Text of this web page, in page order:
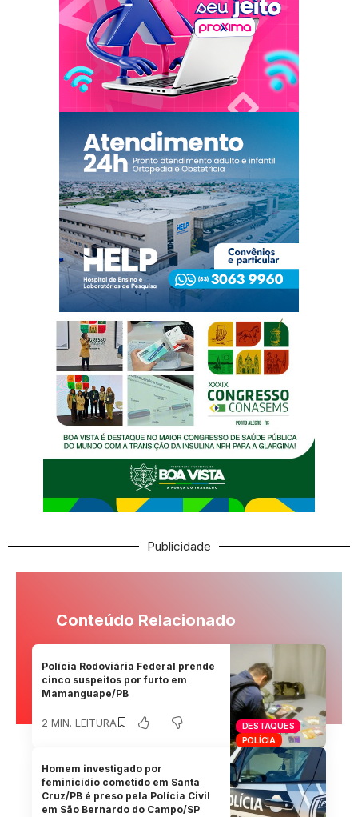
Publicidade
Conteúdo Relacionado
DESTAQUES
POLÍCIA
Polícia Rodoviária Federal prende
cinco suspeitos por furto em
Mamanguape/PB
2 MIN. LEITURA
Homem investigado por
feminicídio cometido em Santa
Cruz/PB é preso pela Polícia Civil
em São Bernardo do Campo/SP